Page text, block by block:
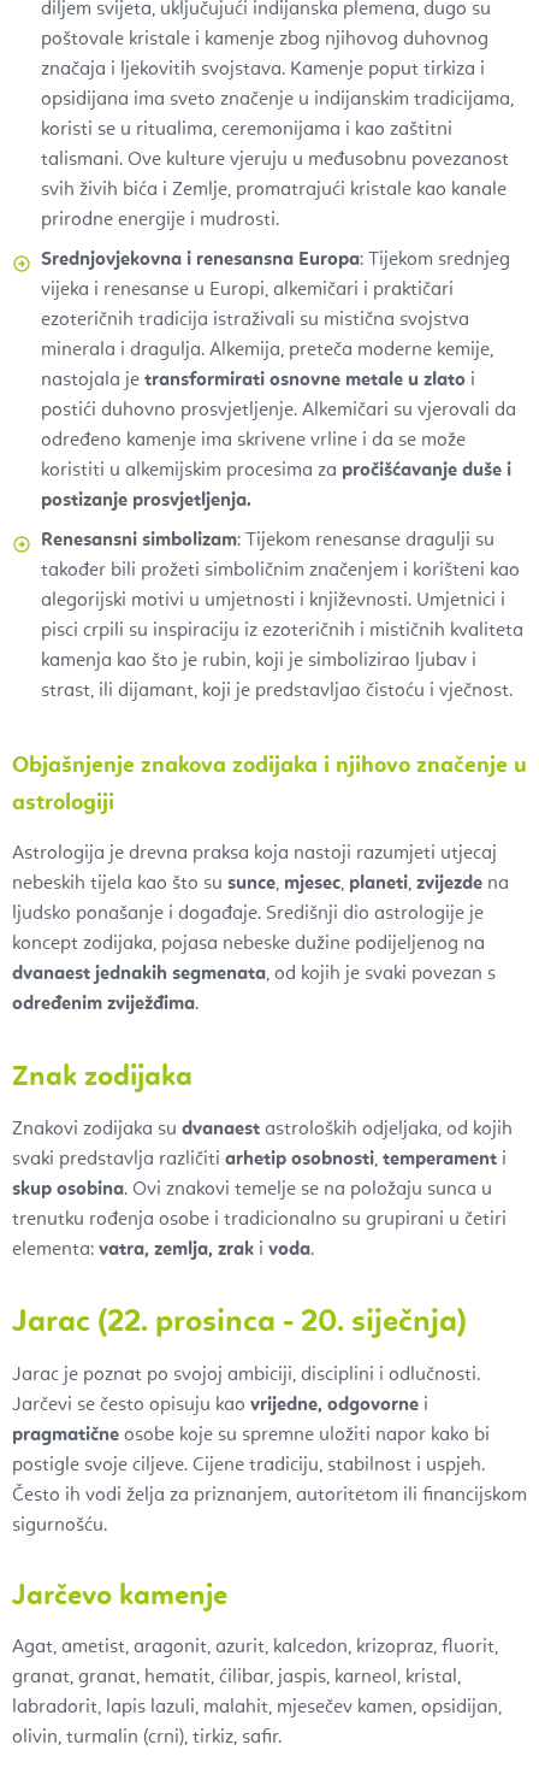
diljem svijeta, uključujući indijanska plemena, dugo su
poštovale kristale i kamenje zbog njihovog duhovnog
značaja i ljekovitih svojstava. Kamenje poput tirkiza i
opsidijana ima sveto značenje u indijanskim tradicijama,
koristi se u ritualima, ceremonijama i kao zaštitni
talismani. Ove kulture vjeruju u međusobnu povezanost
svih živih bića i Zemlje, promatrajući kristale kao kanale
prirodne energije i mudrosti.
Srednjovjekovna i renesansna Europa: Tijekom srednjeg
vijeka i renesanse u Europi, alkemičari i praktičari
ezoteričnih tradicija istraživali su mistična svojstva
minerala i dragulja. Alkemija, preteča moderne kemije,
nastojala je transformirati osnovne metale u zlato i
postići duhovno prosvjetljenje. Alkemičari su vjerovali da
određeno kamenje ima skrivene vrline i da se može
koristiti u alkemijskim procesima za pročišćavanje duše i
postizanje prosvjetljenja.
Renesansni simbolizam: Tijekom renesanse dragulji su
također bili prožeti simboličnim značenjem i korišteni kao
alegorijski motivi u umjetnosti i književnosti. Umjetnici i
pisci crpili su inspiraciju iz ezoteričnih i mističnih kvaliteta
kamenja kao što je rubin, koji je simbolizirao ljubav i
strast, ili dijamant, koji je predstavljao čistoću i vječnost.
Objašnjenje znakova zodijaka i njihovo značenje u
astrologiji
Astrologija je drevna praksa koja nastoji razumjeti utjecaj
nebeskih tijela kao što su sunce, mjesec, planeti, zvijezde na
ljudsko ponašanje i događaje. Središnji dio astrologije je
koncept zodijaka, pojasa nebeske dužine podijeljenog na
dvanaest jednakih segmenata, od kojih je svaki povezan s
određenim zviježđima.
Znak zodijaka
Znakovi zodijaka su dvanaest astroloških odjeljaka, od kojih
svaki predstavlja različiti arhetip osobnosti, temperament i
skup osobina. Ovi znakovi temelje se na položaju sunca u
trenutku rođenja osobe i tradicionalno su grupirani u četiri
elementa: vatra, zemlja, zrak i voda.
Jarac (22. prosinca - 20. siječnja)
Jarac je poznat po svojoj ambiciji, disciplini i odlučnosti.
Jarčevi se često opisuju kao vrijedne, odgovorne i
pragmatične osobe koje su spremne uložiti napor kako bi
postigle svoje ciljeve. Cijene tradiciju, stabilnost i uspjeh.
Često ih vodi želja za priznanjem, autoritetom ili financijskom
sigurnošću.
Jarčevo kamenje
Agat, ametist, aragonit, azurit, kalcedon, krizopraz, fluorit,
granat, granat, hematit, ćilibar, jaspis, karneol, kristal,
labradorit, lapis lazuli, malahit, mjesečev kamen, opsidijan,
olivin, turmalin (crni), tirkiz, safir.